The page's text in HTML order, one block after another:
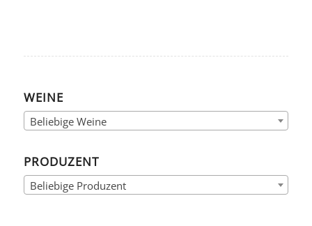
WEINE
Beliebige Weine
PRODUZENT
Beliebige Produzent